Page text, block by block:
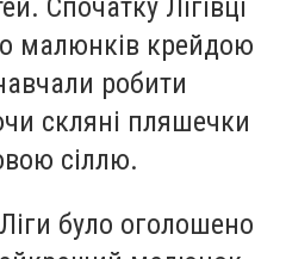
Спочатку Лігівці
малюнків крейдою
робити
скляні пляшечки
сіллю.
було оголошено